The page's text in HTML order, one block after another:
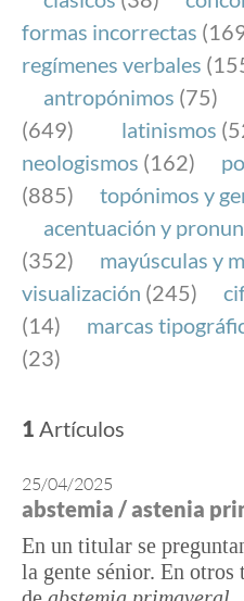
y la Real Academia
el buen uso del
Internet.
formas incorrectas
regímenes verbales
antropónimos (75)
(649)
latinismos
neologismos (162)
(885)
topónimos y
acentuación y
(352)
mayúsculas y
visualización (245)
(14)
marcas
(23)
1 Artículos
25/04/2025
abstemia / astenia
En un titular se
la gente sénior. En